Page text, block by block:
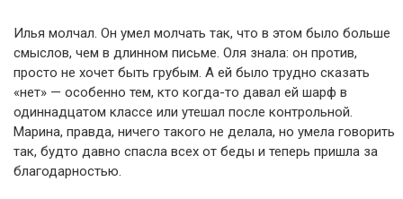
Илья молчал. Он умел молчать так, что в этом было больше
смыслов, чем в длинном письме. Оля знала: он против,
просто не хочет быть грубым. А ей было трудно сказать
«нет» — особенно тем, кто когда-то давал ей шарф в
одиннадцатом классе или утешал после контрольной.
Марина, правда, ничего такого не делала, но умела говорить
так, будто давно спасла всех от беды и теперь пришла за
благодарностью.